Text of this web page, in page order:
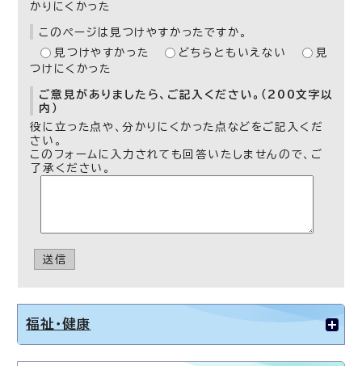
かりにくかった
このページは見つけやすかったですか。
見つけやすかった
どちらともいえない
見
つけにくかった
ご意見がありましたら、ご記入ください。（200文字以
内）
役に立った点や、分かりにくかった点などをご記入くだ
さい。
このフォームに入力されても回答いたしませんので、ご
了承ください。
送信
福祉・健康